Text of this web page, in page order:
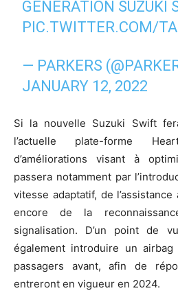
GENERATION SUZUKI
PIC.TWITTER.COM/
— PARKERS
JANUARY 12, 2022
Si la nouvelle Suzuki Swift
l’actuelle plate-forme
d’améliorations visant à
passera notamment par
vitesse adaptatif, de
encore de la
signalisation. D’un point de
également introduire un
passagers avant, afin de
entreront en vigueur en 2024.